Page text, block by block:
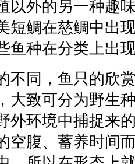
以外的另一种趣
短鲷在慈鲷中出
鱼种在分类上出
同，鱼只的欣赏
大致可分为野生
外环境中捕捉来
空腹、蓄养时间